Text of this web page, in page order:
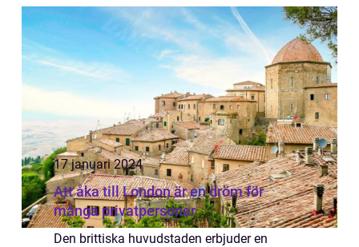
inklusive olika flygalternativ, populari...
17 januari 2024
Att åka till London är en dröm för
många privatpersoner
Den brittiska huvudstaden erbjuder en